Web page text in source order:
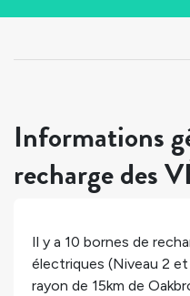
Informations
recharge des
Il y a 10 bornes de
électriques (Niveau 2
rayon de 15km de